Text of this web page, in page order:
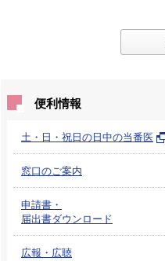
便利情報
土・日・祝日の日中の当番医
窓口のご案内
申請書・
届出書ダウンロード
広報・広聴